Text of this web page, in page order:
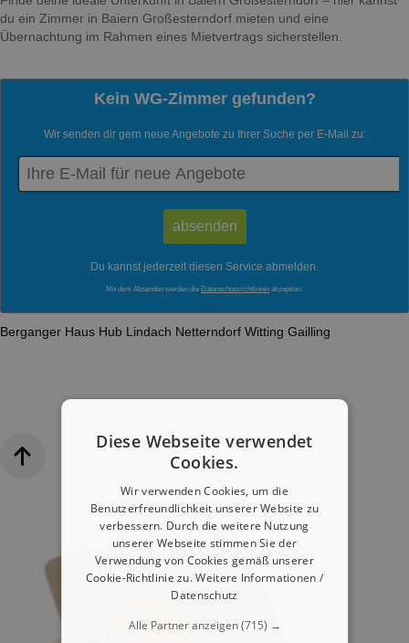
du ein Zimmer in Baiern Großesterndorf mieten und eine
Übernachtung im Rahmen eines Mietvertrags sicherstellen.
Kein WG-Zimmer gefunden?
Wir senden dir gern neue Angebote zu Ihrer Suche per E-Mail zu:
Du kannst jederzeit diesen Service abmelden.
Mit dem Absenden werden die Datenschutzrichtlinien akzeptiert.
Berganger Haus Hub Lindach Netterndorf Witting Gailling
Diese Webseite verwendet
Cookies.
Wir verwenden Cookies, um die
Benutzerfreundlichkeit unserer Website zu
verbessern. Durch die weitere Nutzung
unserer Webseite stimmen Sie der
Verwendung von Cookies gemäß unserer
Cookie-Richtlinie zu.Weitere Informationen /
Datenschutz
Alle Partner anzeigen(715) →